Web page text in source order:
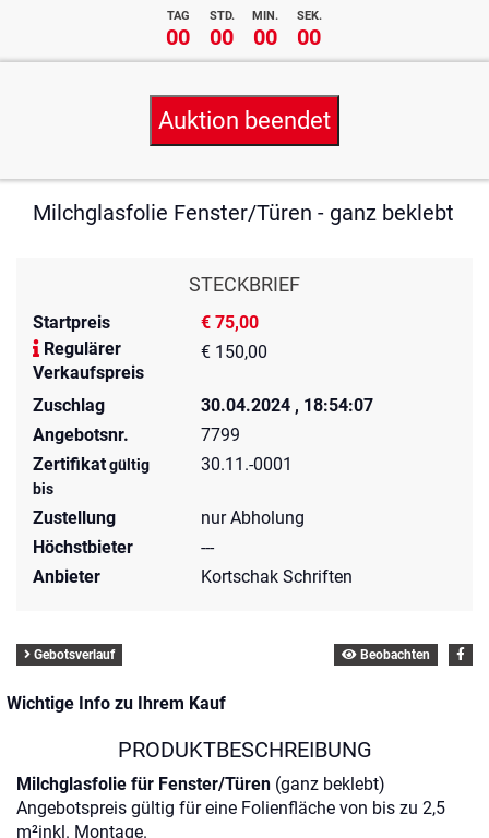
TAG STD. MIN. SEK.
00 00 00 00
Auktion beendet
Milchglasfolie Fenster/Türen - ganz beklebt
STECKBRIEF
Startpreis
€ 75,00
Regulärer
Verkaufspreis
€ 150,00
Zuschlag
30.04.2024 , 18:54:07
Angebotsnr.
7799
Zertifikatgültig
bis
30.11.-0001
Zustellung
nur Abholung
Höchstbieter
---
Anbieter
Kortschak Schriften
Gebotsverlauf Beobachten
Wichtige Info zu Ihrem Kauf
PRODUKTBESCHREIBUNG
Milchglasfolie für Fenster/Türen (ganz beklebt)
Angebotspreis gültig für eine Folienfläche von bis zu 2,5
m²inkl. Montage.